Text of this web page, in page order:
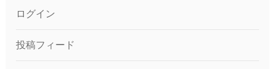
b
o
ログイン
投稿フィード